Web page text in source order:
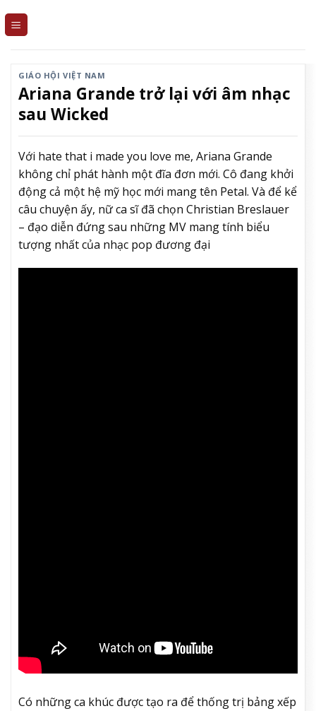
GIÁO HỘI VIỆT NAM
Ariana Grande trở lại với âm nhạc
sau Wicked
Với hate that i made you love me, Ariana Grande
không chỉ phát hành một đĩa đơn mới. Cô đang khởi
động cả một hệ mỹ học mới mang tên Petal. Và để kể
câu chuyện ấy, nữ ca sĩ đã chọn Christian Breslauer
– đạo diễn đứng sau những MV mang tính biểu
tượng nhất của nhạc pop đương đại
Có những ca khúc được tạo ra để thống trị bảng xếp